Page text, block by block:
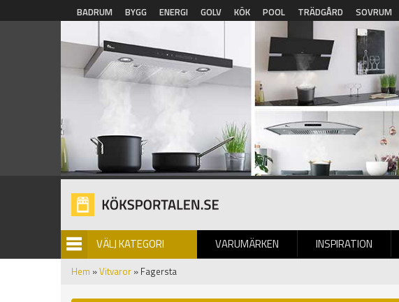
Hoppa till huvudinnehåll
BADRUM BYGG ENERGI GOLV KÖK POOL TRÄDGÅRD SOVRUM
VÄLJ KATEGORI VARUMÄRKEN INSPIRATION
BILDGALLERI
Hem »Vitvaror » Fagersta